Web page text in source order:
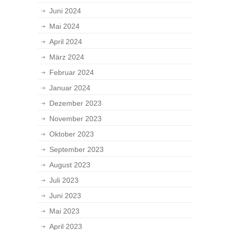
Juni 2024
Mai 2024
April 2024
März 2024
Februar 2024
Januar 2024
Dezember 2023
November 2023
Oktober 2023
September 2023
August 2023
Juli 2023
Juni 2023
Mai 2023
April 2023